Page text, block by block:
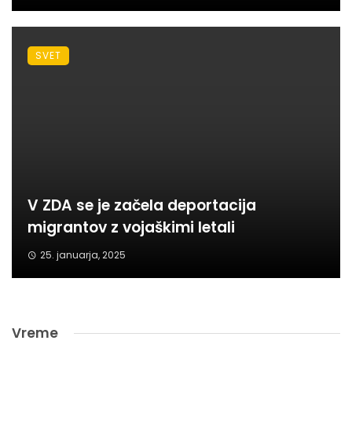
V ZDA se je začela deportacija
migrantov z vojaškimi letali
25. januarja, 2025
SVET
Vreme